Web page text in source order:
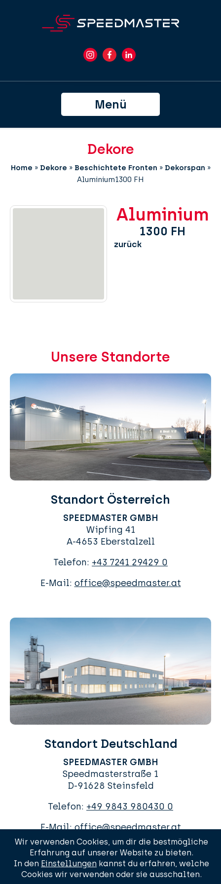
Menü
Dekore
Home » Dekore » Beschichtete Fronten » Dekorspan »
Aluminium1300 FH
Aluminium
1300 FH
zurück
Unsere Standorte
Standort Österreich
SPEEDMASTER GMBH
Wipfing 41
A-4653 Eberstalzell
Telefon: +43 7241 29429 0
E-Mail: office@speedmaster.at
Standort Deutschland
SPEEDMASTER GMBH
Speedmasterstraße 1
D-91628 Steinsfeld
Telefon: +49 9843 980430 0
E-Mail:office@speedmaster.at
Wir verwenden Cookies, um dir die bestmögliche
Erfahrung auf unserer Website zu bieten.
In den Einstellungen kannst du erfahren, welche
Cookies wir verwenden oder sie ausschalten.